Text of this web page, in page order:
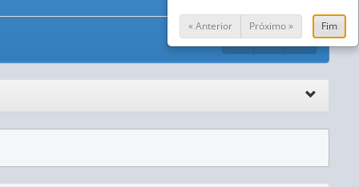
« Anterior Próximo » Fim